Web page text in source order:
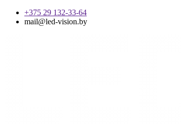
+375 29 132-33-64
mail@led-vision.by